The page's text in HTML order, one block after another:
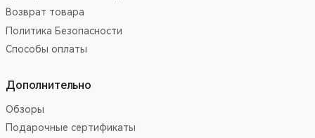
Возврат товара
Политика Безопасности
Способы оплаты
Дополнительно
Обзоры
Подарочные сертификаты